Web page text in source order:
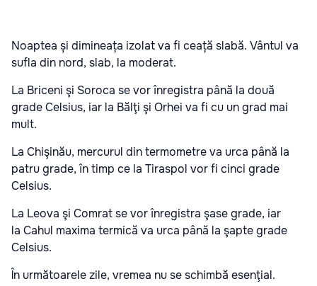
Noaptea și dimineața izolat va fi ceață slabă. Vântul va
sufla din nord, slab, la moderat.
La Briceni şi Soroca se vor înregistra până la două
grade Celsius, iar la Bălţi şi Orhei va fi cu un grad mai
mult.
La Chişinău, mercurul din termometre va urca până la
patru grade, în timp ce la Tiraspol vor fi cinci grade
Celsius.
La Leova şi Comrat se vor înregistra şase grade, iar
la Cahul maxima termică va urca până la şapte grade
Celsius.
În următoarele zile, vremea nu se schimbă esenţial.